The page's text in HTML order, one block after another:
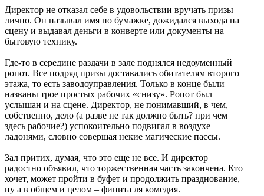
Директор не отказал себе в удовольствии вручать призы
лично. Он называл имя по бумажке, дожидался выхода на
сцену и выдавал деньги в конверте или документы на
бытовую технику.
Где-то в середине раздачи в зале поднялся недоуменный
ропот. Все подряд призы доставались обитателям второго
этажа, то есть заводоуправления. Только в конце были
названы трое простых рабочих «снизу». Ропот был
услышан и на сцене. Директор, не понимавший, в чем,
собственно, дело (а разве не так должно быть? при чем
здесь рабочие?) успокоительно подвигал в воздухе
ладонями, словно совершая некие магические пассы.
Зал притих, думая, что это еще не все. И директор
радостно объявил, что торжественная часть закончена. Кто
хочет, может пройти в буфет и продолжить празднование,
ну а в общем и целом – финита ля комедия.